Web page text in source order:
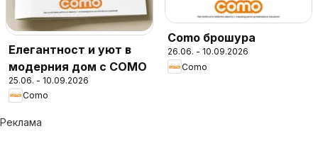
Елегантност и уют в
модерния дом с COMO
25.06. - 10.09.2026
Como
Como брошура
26.06. - 10.09.2026
Como
Реклама